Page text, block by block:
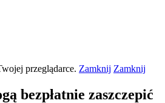
przeglądarce. Zamknij Zamknij
bezpłatnie zaszczepić